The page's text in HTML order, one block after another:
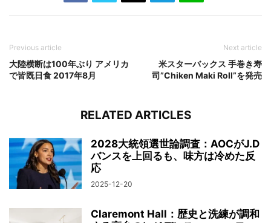
Previous article
大陸横断は100年ぶり アメリカ
で皆既日食 2017年8月
Next article
米スターバックス 手巻き寿
司”Chiken Maki Roll”を発売
RELATED ARTICLES
2028大統領選世論調査：AOCがJ.D
バンスを上回るも、味方は冷めた反
応
2025-12-20
Claremont Hall：歴史と洗練が調和